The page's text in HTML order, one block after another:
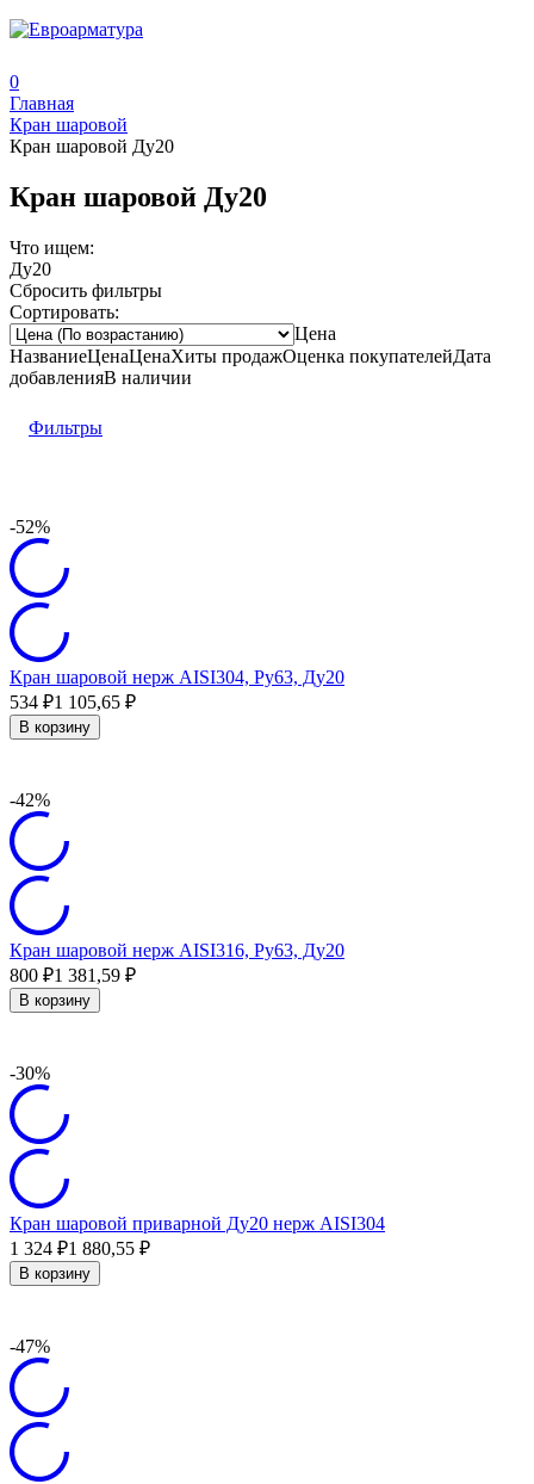
0
Главная
Кран шаровой
Кран шаровой Ду20
Кран шаровой Ду20
Что ищем:
Ду20
Сбросить фильтры
Сортировать:
Цена
НазваниеЦенаЦенаХиты продажОценка покупателейДата
добавленияВ наличии
Фильтры
-52%
Кран шаровой нерж AISI304, Ру63, Ду20
534 ₽1 105,65 ₽
В корзину
-42%
Кран шаровой нерж AISI316, Ру63, Ду20
800 ₽1 381,59 ₽
В корзину
-30%
Кран шаровой приварной Ду20 нерж AISI304
1 324 ₽1 880,55 ₽
В корзину
-47%